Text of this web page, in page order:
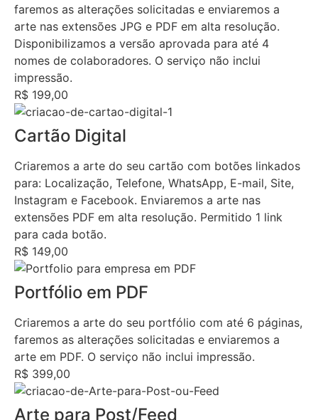
faremos as alterações solicitadas e enviaremos a
arte nas extensões JPG e PDF em alta resolução.
Disponibilizamos a versão aprovada para até 4
nomes de colaboradores. O serviço não inclui
impressão.
R$ 199,00
Cartão Digital
Criaremos a arte do seu cartão com botões linkados
para: Localização, Telefone, WhatsApp, E-mail, Site,
Instagram e Facebook. Enviaremos a arte nas
extensões PDF em alta resolução. Permitido 1 link
para cada botão.
R$ 149,00
Portfólio em PDF
Criaremos a arte do seu portfólio com até 6 páginas,
faremos as alterações solicitadas e enviaremos a
arte em PDF. O serviço não inclui impressão.
R$ 399,00
Arte para Post/Feed